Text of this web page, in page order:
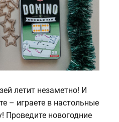
летит незаметно! И
– играете в настольные
Проведите новогодние